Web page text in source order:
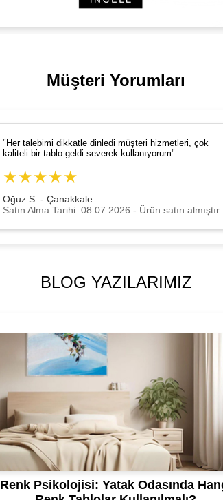
Müşteri Yorumları
"Her talebimi dikkatle dinledi müşteri hizmetleri, çok
kaliteli bir tablo geldi severek kullanıyorum"
★★★★★
Oğuz S. - Çanakkale
Satın Alma Tarihi: 08.07.2026 - Ürün satın almıştır.
BLOG YAZILARIMIZ
Renk Psikolojisi: Yatak Odasında